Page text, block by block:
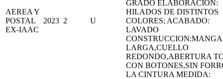
AEREA Y
POSTAL
EX-IAAC
2023 2 U
GRADO ELABORACION:
HILADOS DE DISTINTOS
COLORES; ACABADO:
LAVADO
CONSTRUCCION:MANGA
LARGA,CUELLO
REDONDO,ABERTURA
CON BOTONES,SIN
LA CINTURA MEDIDA: